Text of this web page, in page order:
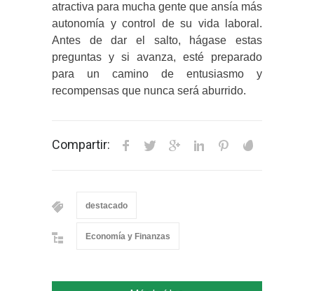
atractiva para mucha gente que ansía más
autonomía y control de su vida laboral.
Antes de dar el salto, hágase estas
preguntas y si avanza, esté preparado
para un camino de entusiasmo y
recompensas que nunca será aburrido.
Compartir:
destacado
Economía y Finanzas